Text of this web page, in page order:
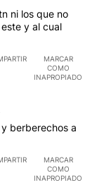
ni los que no
y al cual
MARCAR
COMO
INAPROPIADO
berberechos a
MARCAR
COMO
INAPROPIADO